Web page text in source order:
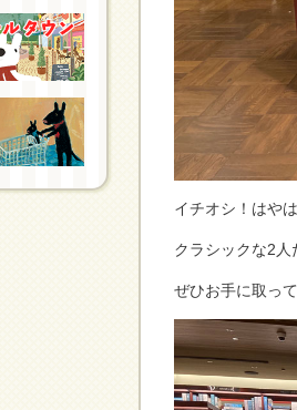
イチオシ！はや
クラシックな2
ぜひお手に取っ